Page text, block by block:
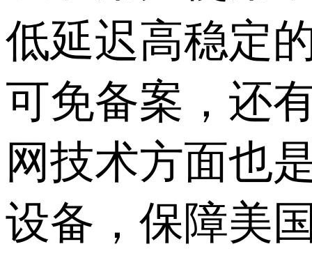
低延迟高稳定
可免备案，还
网技术方面也
设备，保障美